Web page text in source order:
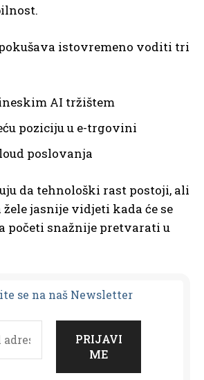
istovremeno voditi tri
AI tržištem
poziciju u e-trgovini
poslovanja
da tehnološki rast postoji, ali
jasnije vidjeti kada će se
početi snažnije pretvarati u
e se na naš Newsletter